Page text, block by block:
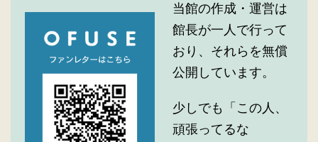
当館の作成・運営は
館長が一人で行って
おり、それらを無償
公開しています。
少しでも「この人、
頑張ってるな